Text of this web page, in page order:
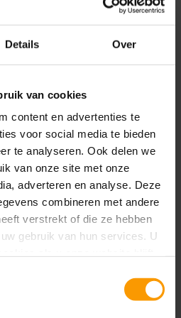
Details Over
van cookies
content en advertenties te
voor social media te bieden
te analyseren. Ook delen we
van onze site met onze
adverteren en analyse. Deze
combineren met andere
verstrekt of die ze hebben
gebruik van hun services. U
de strategische agenda.
digitaliseren. Denk
invoerwerk of
gewoon uit. Dat levert je
op. Enerzijds kun je hierdoor
doen; anderzijds wordt
leuker en
soort type
mensen vaak vrij saai.
aardig wat parallellen te
en GAC: we lopen
en zijn allebei koploper. Ik
dat het extra prettig